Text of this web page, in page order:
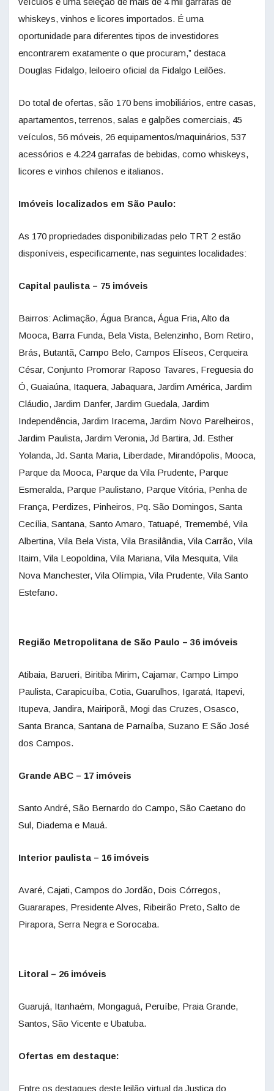
whiskeys, vinhos e licores importados. É uma
oportunidade para diferentes tipos de investidores
encontrarem exatamente o que procuram,” destaca
Douglas Fidalgo, leiloeiro oficial da Fidalgo Leilões.
Do total de ofertas, são 170 bens imobiliários, entre casas,
apartamentos, terrenos, salas e galpões comerciais, 45
veículos, 56 móveis, 26 equipamentos/maquinários, 537
acessórios e 4.224 garrafas de bebidas, como whiskeys,
licores e vinhos chilenos e italianos.
Imóveis localizados em São Paulo:
As 170 propriedades disponibilizadas pelo TRT 2 estão
disponíveis, especificamente, nas seguintes localidades:
Capital paulista – 75 imóveis
Bairros: Aclimação, Água Branca, Água Fria, Alto da
Mooca, Barra Funda, Bela Vista, Belenzinho, Bom Retiro,
Brás, Butantã, Campo Belo, Campos Elíseos, Cerqueira
César, Conjunto Promorar Raposo Tavares, Freguesia do
Ó, Guaiaúna, Itaquera, Jabaquara, Jardim América, Jardim
Cláudio, Jardim Danfer, Jardim Guedala, Jardim
Independência, Jardim Iracema, Jardim Novo Parelheiros,
Jardim Paulista, Jardim Veronia, Jd Bartira, Jd. Esther
Yolanda, Jd. Santa Maria, Liberdade, Mirandópolis, Mooca,
Parque da Mooca, Parque da Vila Prudente, Parque
Esmeralda, Parque Paulistano, Parque Vitória, Penha de
França, Perdizes, Pinheiros, Pq. São Domingos, Santa
Cecília, Santana, Santo Amaro, Tatuapé, Tremembé, Vila
Albertina, Vila Bela Vista, Vila Brasilândia, Vila Carrão, Vila
Itaim, Vila Leopoldina, Vila Mariana, Vila Mesquita, Vila
Nova Manchester, Vila Olímpia, Vila Prudente, Vila Santo
Estefano.
Região Metropolitana de São Paulo – 36 imóveis
Atibaia, Barueri, Biritiba Mirim, Cajamar, Campo Limpo
Paulista, Carapicuíba, Cotia, Guarulhos, Igaratá, Itapevi,
Itupeva, Jandira, Mairiporã, Mogi das Cruzes, Osasco,
Santa Branca, Santana de Parnaíba, Suzano E São José
dos Campos.
Grande ABC – 17 imóveis
Santo André, São Bernardo do Campo, São Caetano do
Sul, Diadema e Mauá.
Interior paulista – 16 imóveis
Avaré, Cajati, Campos do Jordão, Dois Córregos,
Guararapes, Presidente Alves, Ribeirão Preto, Salto de
Pirapora, Serra Negra e Sorocaba.
Litoral – 26 imóveis
Guarujá, Itanhaém, Mongaguá, Peruíbe, Praia Grande,
Santos, São Vicente e Ubatuba.
Ofertas em destaque:
Entre os destaques deste leilão virtual da Justiça do